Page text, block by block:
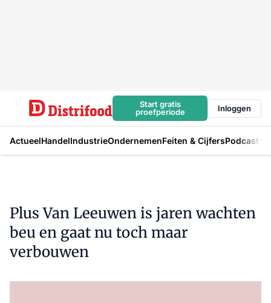
Start gratis
proefperiode
Inloggen
ActueelHandelIndustrieOndernemenFeiten & CijfersPodcast
Plus Van Leeuwen is jaren wachten
beu en gaat nu toch maar
verbouwen